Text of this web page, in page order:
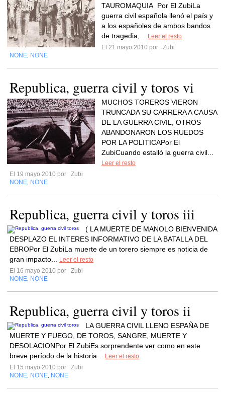
TAUROMAQUIA Por El ZubiLa
guerra civil española llenó el país y
a los españoles de ambos bandos
de tragedia,...
Leer el resto
El 21 mayo 2010 por
Zubi
NONE NONE
Republica, guerra civil y toros vi
MUCHOS TOREROS VIERON
TRUNCADA SU CARRERA A CAUSA
DE LA GUERRA CIVIL, OTROS
ABANDONARON LOS RUEDOS
POR LA POLITICAPor El
ZubiCuando estalló la guerra civil...
Leer el resto
El 19 mayo 2010 por
Zubi
NONE NONE
Republica, guerra civil y toros iii
( LA MUERTE DE MANOLO BIENVENIDA
DESPLAZO EL INTERES INFORMATIVO DE LA BATALLA DEL
EBROPor El ZubiLa muerte de un torero siempre es noticia de
gran impacto...
Leer el resto
El 16 mayo 2010 por
Zubi
NONE NONE
Republica, guerra civil y toros ii
LA GUERRA CIVIL LLENO ESPAÑA DE
MUERTE Y FUEGO, DE TOROS, SANGRE, MUERTE Y
DESOLACIONPor El ZubiEs sorprendente ver como en este
breve período de la historia...
Leer el resto
El 15 mayo 2010 por
Zubi
NONE NONE NONE